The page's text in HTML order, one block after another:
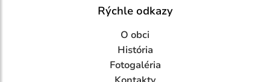
Rýchle odkazy
O obci
História
Fotogaléria